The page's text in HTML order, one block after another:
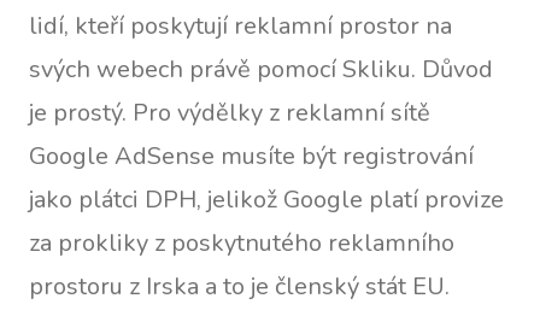
lidí, kteří poskytují reklamní prostor na
svých webech právě pomocí Skliku. Důvod
je prostý. Pro výdělky z reklamní sítě
Google AdSense musíte být registrování
jako plátci DPH, jelikož Google platí provize
za prokliky z poskytnutého reklamního
prostoru z Irska a to je členský stát EU.